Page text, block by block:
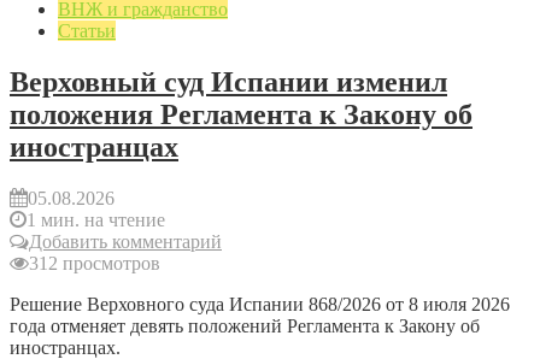
ВНЖ и гражданство
Статьи
Верховный суд Испании изменил
положения Регламента к Закону об
иностранцах
05.08.2026
1 мин. на чтение
Добавить комментарий
312 просмотров
Решение Верховного суда Испании 868/2026 от 8 июля 2026
года отменяет девять положений Регламента к Закону об
иностранцах.